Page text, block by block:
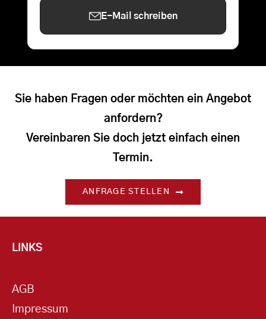
E-Mail schreiben
Sie haben Fragen oder möchten ein Angebot
anfordern?
Vereinbaren Sie doch jetzt einfach einen
Termin.
ANFRAGE STELLEN
LINKS
AGB
Impressum